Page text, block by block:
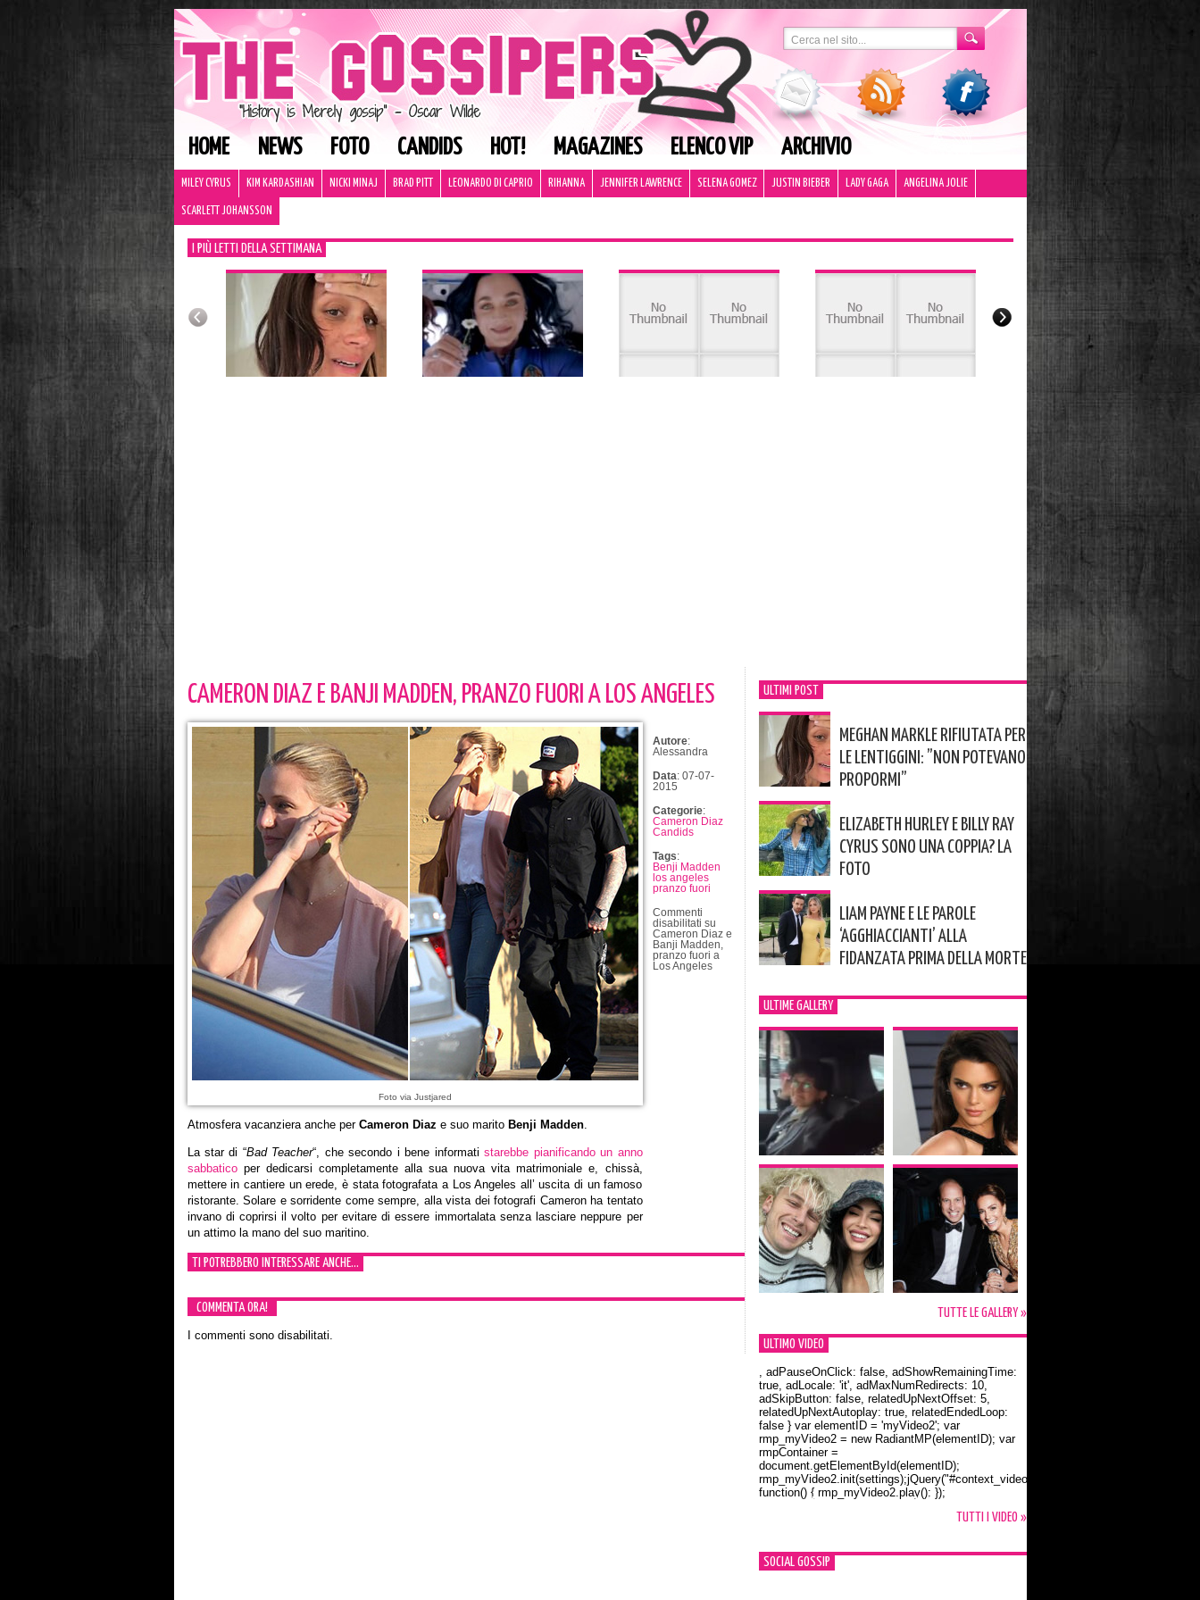
HOME NEWS FOTO CANDIDS HOT! MAGAZINES ELENCO VIP ARCHIVIO
MILEY CYRUS KIM KARDASHIAN NICKI MINAJ BRAD PITT LEONARDO DI CAPRIO RIHANNA JENNIFER LAWRENCE SELENA GOMEZ JUSTIN BIEBER LADY GAGA ANGELINA JOLIE
SCARLETT JOHANSSON
I PIÙ LETTI DELLA SETTIMANA
CAMERON DIAZ E BANJI MADDEN, PRANZO FUORI A LOS ANGELES
Foto via Justjared
Atmosfera vacanziera anche per Cameron Diaz e suo marito Benji Madden.
La star di “Bad Teacher“, che secondo i bene informatistarebbe pianificando un anno
sabbaticoper dedicarsi completamente alla sua nuova vita matrimoniale e, chissà,
mettere in cantiere un erede, è stata fotografata a Los Angeles all’ uscita di un famoso
ristorante. Solare e sorridente come sempre, alla vista dei fotografi Cameron ha tentato
invano di coprirsi il volto per evitare di essere immortalata senza lasciare neppure per
un attimo la mano del suo maritino.
Autore:
Alessandra
Data: 07-07-
2015
Categorie:
Cameron Diaz
Candids
Tags:
Benji Madden
los angeles
pranzo fuori
Commenti
disabilitati su
Cameron Diaz e
Banji Madden,
pranzo fuori a
Los Angeles
TI POTREBBERO INTERESSARE ANCHE...
COMMENTA ORA!
I commenti sono disabilitati.
ULTIMI POST
MEGHAN MARKLE RIFIUTATA PER
LE LENTIGGINI: ”NON POTEVANO
PROPORMI”
ELIZABETH HURLEY E BILLY RAY
CYRUS SONO UNA COPPIA? LA
FOTO
LIAM PAYNE E LE PAROLE
‘AGGHIACCIANTI’ ALLA
FIDANZATA PRIMA DELLA MORTE
ULTIME GALLERY
TUTTE LE GALLERY »
ULTIMO VIDEO
Orlando Bloom e la t-shirt dedicata a Flynn
, adPauseOnClick: false, adShowRemainingTime:
true, adLocale: 'it', adMaxNumRedirects: 10,
adSkipButton: false, relatedUpNextOffset: 5,
relatedUpNextAutoplay: true, relatedEndedLoop:
false } var elementID = 'myVideo2'; var
rmp_myVideo2 = new RadiantMP(elementID); var
rmpContainer =
document.getElementById(elementID);
rmp_myVideo2.init(settings);jQuery("#context_video2").one("mouseover",
function() { rmp_myVideo2.play(); });
TUTTI I VIDEO »
SOCIAL GOSSIP